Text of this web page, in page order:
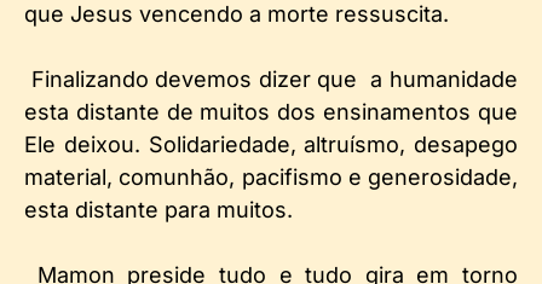
que Jesus vencendo a morte ressuscita.
Finalizando devemos dizer que a humanidade
esta distante de muitos dos ensinamentos que
Ele deixou. Solidariedade, altruísmo, desapego
material, comunhão, pacifismo e generosidade,
esta distante para muitos.
Mamon preside tudo e tudo gira em torno